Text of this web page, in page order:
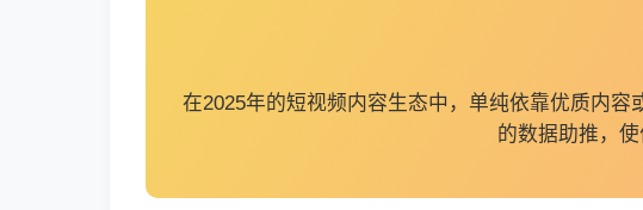
在2025年的短视频内容生态中，单纯依靠优质内
的数据助推，